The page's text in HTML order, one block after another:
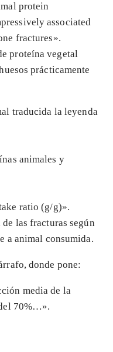
protein
associated
fractures».
proteína vegetal
prácticamente
traducida la leyenda
animales y
ratio (g/g)».
las fracturas según
a animal consumida.
donde pone:
media de la
70%…».